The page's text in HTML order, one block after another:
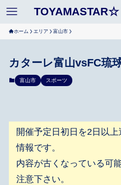
ホーム エリア 富山市
カターレ富山vsFC琉
富山市 スポーツ
開催予定日初日を2日以
情報です。
内容が古くなっている可
注意下さい。